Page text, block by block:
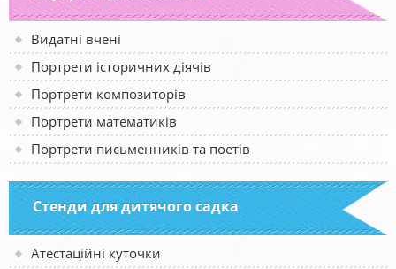
Видатні вчені
Портрети історичних діячів
Портрети композиторів
Портрети математиків
Портрети письменників та поетів
Стенди для дитячого садка
Атестаційні куточки